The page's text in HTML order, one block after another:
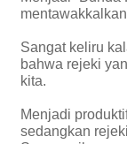
Sangat keliru
bahwa rejeki
kita.
Menjadi
sedangkan